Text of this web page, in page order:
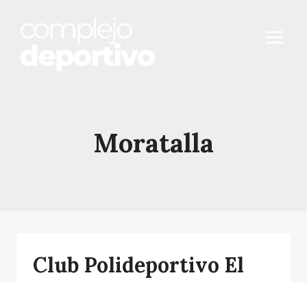
Moratalla
Club Polideportivo El